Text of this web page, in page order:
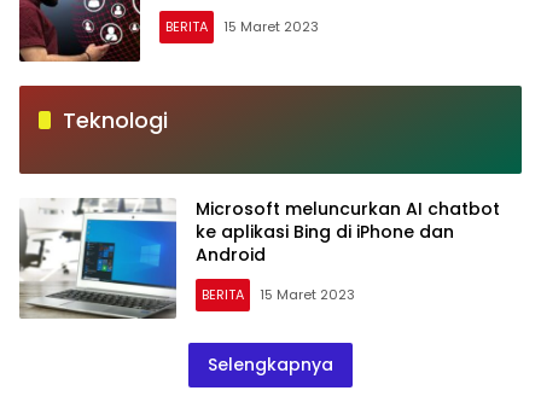
BERITA 15 Maret 2023
Teknologi
Microsoft meluncurkan AI chatbot
ke aplikasi Bing di iPhone dan
Android
BERITA 15 Maret 2023
Selengkapnya